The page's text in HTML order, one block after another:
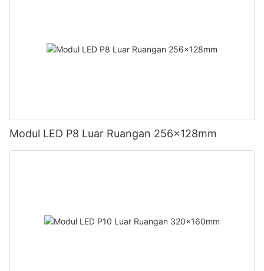
Modul LED P8 Luar Ruangan 256x128mm